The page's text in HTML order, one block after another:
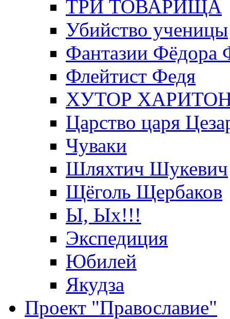
ТРИ ТОВАРИЩА
Убийство ученицы
Фантазии Фёдора
Флейтист Федя
ХУТОР
Царство царя
Чуваки
Шляхтич Шукевич
Щёголь Щербаков
Ы, Ых!!!
Экспедиция
Юбилей
Якудза
Проект "Православие"